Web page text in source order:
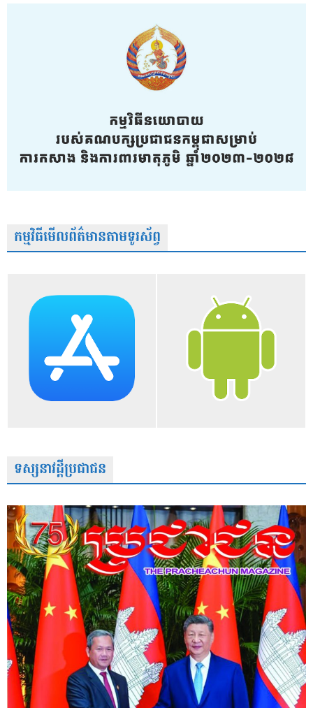
កម្មវិធីមើលព័ត៌មានតាមទូរស័ព្វ
ទស្សនាវដ្តីប្រជាជន